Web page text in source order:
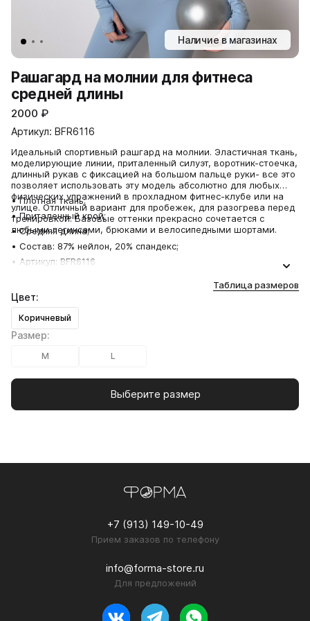
Наличие в магазинах
Рашагард на молнии для фитнеса
средней длины
2000 ₽
Артикул: BFR6116
Идеальный спортивный рашгард на молнии. Эластичная ткань,
моделирующие линии, приталенный силуэт, воротник-стоечка,
длинный рукав с фиксацией на большом пальце руки- все это
позволяет использовать эту модель абсолютно для любых
физических упражнений в прохладном фитнес-клубе или на
улице. Отличный вариант для пробежек, для разогрева перед
тренировкой. Базовые оттенки прекрасно сочетается с
любыми легинсами, брюками и велосипедными шортами.
• Плотная ткань;
• Приталенный крой;
• Средняя длина;
• Состав: 87% нейлон, 20% спандекс;
• Артикул: BFR6116
Таблица размеров
Цвет:
Коричневый
Размер:
M L
Выберите размер
+7 (913) 149-10-49
Прием заказов по телефону
info@forma-store.ru
Для предложений